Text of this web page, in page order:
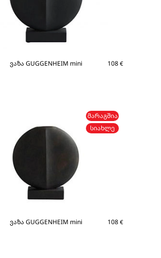
ვაზა GUGGENHEIM mini 108 €
ᲛᲐᲠᲐᲒᲨᲘᲐ
ᲡᲘᲐᲮᲚᲔ
ვაზა GUGGENHEIM mini 108 €